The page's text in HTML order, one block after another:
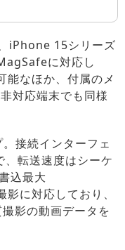
iPhone 15シリーズ
に対応し
なほか、付属のメ
対応端末でも同様
接続インターフェ
転送速度はシーケ
込最大
に対応しており、
影の動画データを